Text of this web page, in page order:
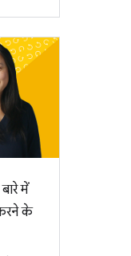
में
के